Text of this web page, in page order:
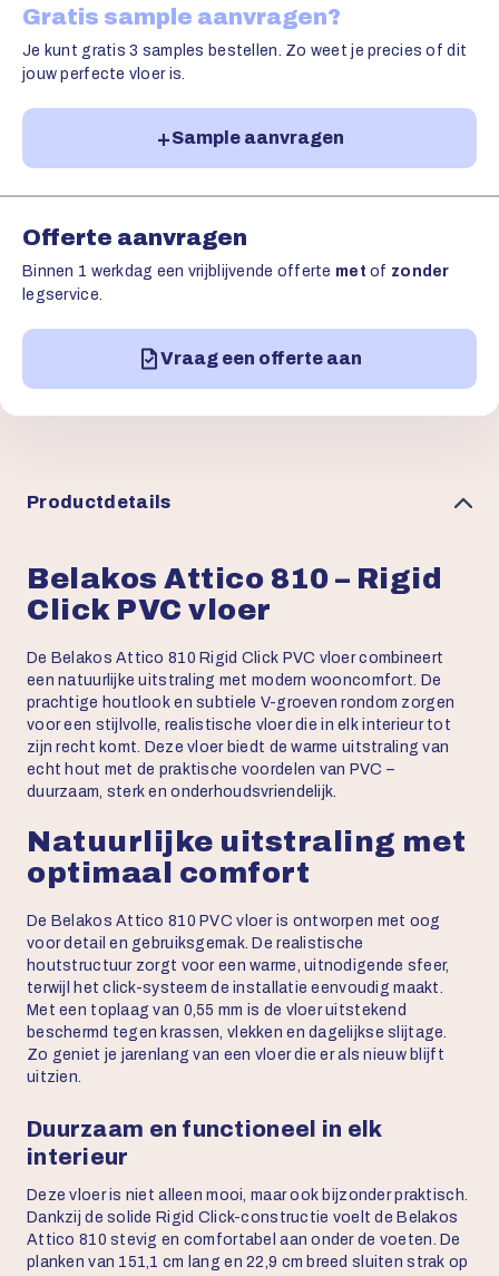
Gratis sample aanvragen?
Je kunt gratis 3 samples bestellen. Zo weet je precies of dit
jouw perfecte vloer is.
Sample aanvragen
Offerte aanvragen
Binnen 1 werkdag een vrijblijvende offerte met of zonder
legservice.
Vraag een offerte aan
Productdetails
Belakos Attico 810 – Rigid
Click PVC vloer
De Belakos Attico 810 Rigid Click PVC vloer combineert
een natuurlijke uitstraling met modern wooncomfort. De
prachtige houtlook en subtiele V-groeven rondom zorgen
voor een stijlvolle, realistische vloer die in elk interieur tot
zijn recht komt. Deze vloer biedt de warme uitstraling van
echt hout met de praktische voordelen van PVC –
duurzaam, sterk en onderhoudsvriendelijk.
Natuurlijke uitstraling met
optimaal comfort
De Belakos Attico 810 PVC vloer is ontworpen met oog
voor detail en gebruiksgemak. De realistische
houtstructuur zorgt voor een warme, uitnodigende sfeer,
terwijl het click-systeem de installatie eenvoudig maakt.
Met een toplaag van 0,55 mm is de vloer uitstekend
beschermd tegen krassen, vlekken en dagelijkse slijtage.
Zo geniet je jarenlang van een vloer die er als nieuw blijft
uitzien.
Duurzaam en functioneel in elk
interieur
Deze vloer is niet alleen mooi, maar ook bijzonder praktisch.
Dankzij de solide Rigid Click-constructie voelt de Belakos
Attico 810 stevig en comfortabel aan onder de voeten. De
planken van 151,1 cm lang en 22,9 cm breed sluiten strak op